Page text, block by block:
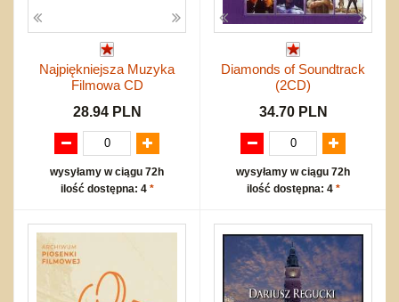
Najpiękniejsza Muzyka
Filmowa CD
28.94 PLN
wysyłamy w ciągu 72h
ilość dostępna: 4 *
Diamonds of Soundtrack
(2CD)
34.70 PLN
wysyłamy w ciągu 72h
ilość dostępna: 4 *